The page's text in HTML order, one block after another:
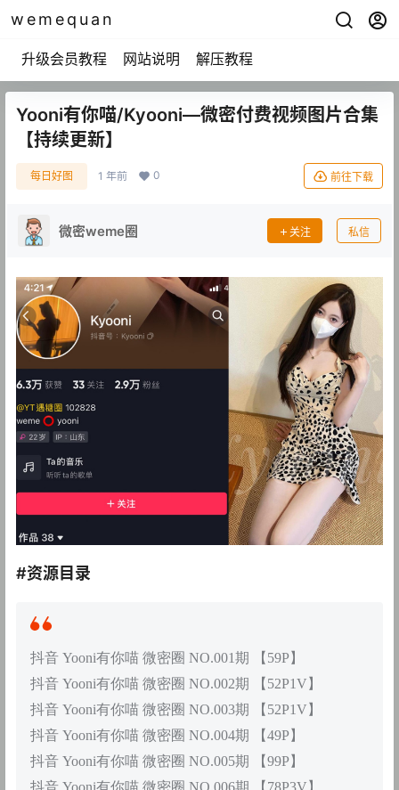
wemequan
升级会员教程 网站说明 解压教程
Yooni有你喵/Kyooni—微密付费视频图片合集
【持续更新】
每日好图 1 年前 0 前往下载
微密weme圈 关注 私信
#资源目录
抖音 Yooni有你喵 微密圈 NO.001期 【59P】
抖音 Yooni有你喵 微密圈 NO.002期 【52P1V】
抖音 Yooni有你喵 微密圈 NO.003期 【52P1V】
抖音 Yooni有你喵 微密圈 NO.004期 【49P】
抖音 Yooni有你喵 微密圈 NO.005期 【99P】
抖音 Yooni有你喵 微密圈 NO.006期 【78P3V】